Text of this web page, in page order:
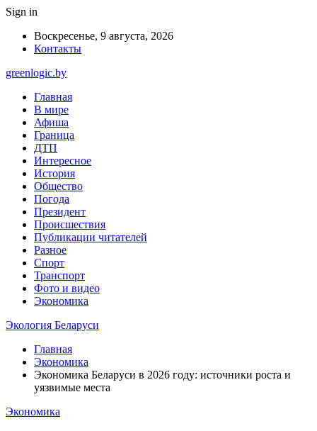
Sign in
Воскресенье, 9 августа, 2026
Контакты
greenlogic.by
Главная
В мире
Афиша
Граница
ДТП
Интересное
История
Общество
Погода
Президент
Происшествия
Публикации читателей
Разное
Спорт
Транспорт
Фото и видео
Экономика
Экология Беларуси
Главная
Экономика
Экономика Беларуси в 2026 году: источники роста и
уязвимые места
Экономика